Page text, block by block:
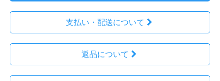
支払い・配送について
返品について